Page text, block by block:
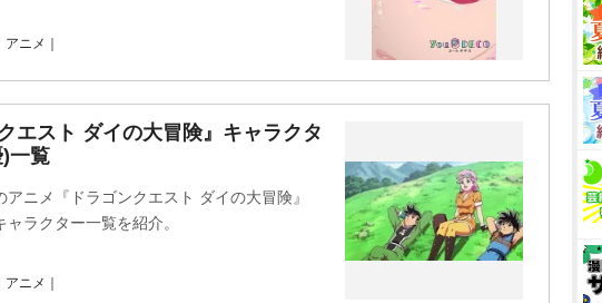
｜アニメ｜
エスト ダイの大冒険』キャラクタ
一覧
ニメ『ドラゴンクエスト ダイの大冒険』
ラクター一覧を紹介。
｜アニメ｜